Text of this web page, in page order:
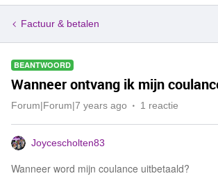
Factuur & betalen
BEANTWOORD
Wanneer ontvang ik mijn
Forum|Forum|7 years ago 1 reactie
Joycescholten83
Wanneer word mijn coulance uitbetaald?